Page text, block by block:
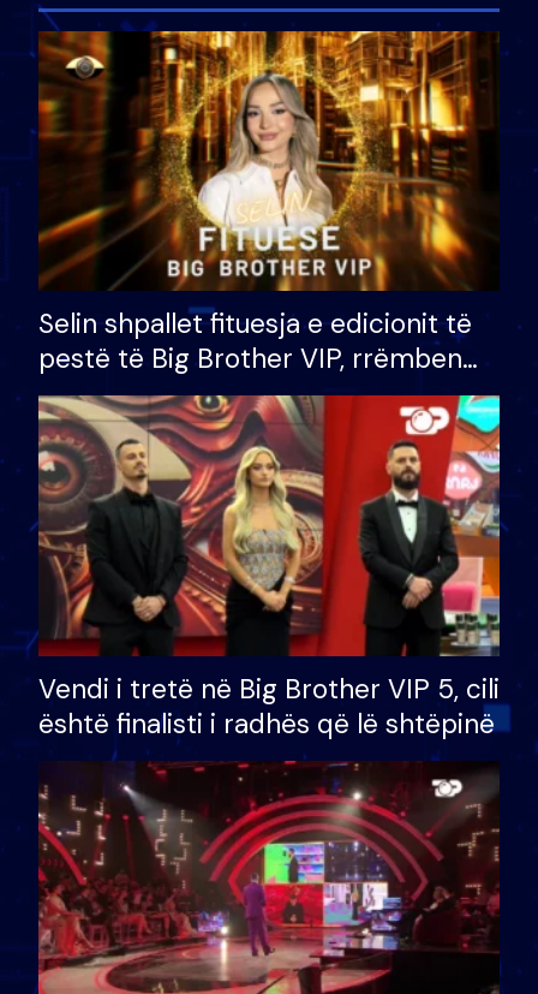
Selin shpallet fituesja e edicionit të
pestë të Big Brother VIP, rrëmben
çmimin e madh prej 100 mijë eurosh
Vendi i tretë në Big Brother VIP 5, cili
është finalisti i radhës që lë shtëpinë